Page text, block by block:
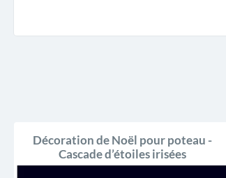
Décoration de Noël pour poteau -
Cascade d’étoiles irisées